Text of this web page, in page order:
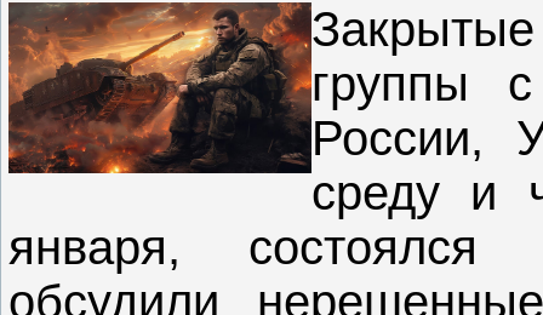
группы с
России,
среду и
января,
обсудили